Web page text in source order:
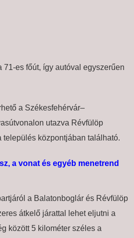
71-es főút, így autóval egyszerűen
a Székesfehérvár–
utazva Révfülöp
település központjában található.
a vonat és egyéb menetrend
a Balatonboglár és Révfülöp
átkelő járattal lehet eljutni a
között 5 kilométer széles a